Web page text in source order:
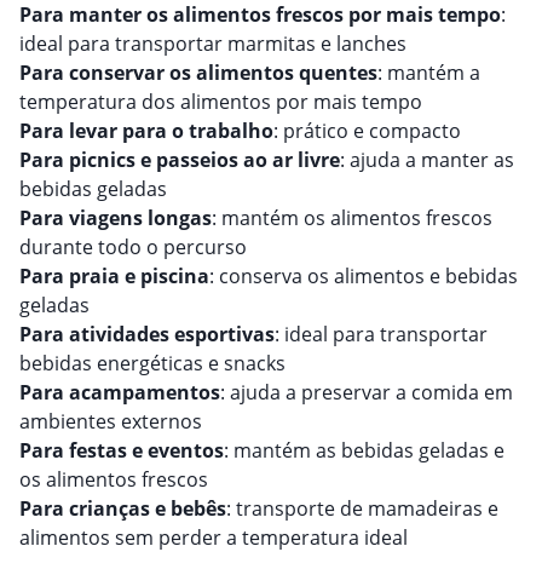
Para manter os alimentos frescos por mais tempo:
ideal para transportar marmitas e lanches
Para conservar os alimentos quentes: mantém a
temperatura dos alimentos por mais tempo
Para levar para o trabalho: prático e compacto
Para picnics e passeios ao ar livre: ajuda a manter as
bebidas geladas
Para viagens longas: mantém os alimentos frescos
durante todo o percurso
Para praia e piscina: conserva os alimentos e bebidas
geladas
Para atividades esportivas: ideal para transportar
bebidas energéticas e snacks
Para acampamentos: ajuda a preservar a comida em
ambientes externos
Para festas e eventos: mantém as bebidas geladas e
os alimentos frescos
Para crianças e bebês: transporte de mamadeiras e
alimentos sem perder a temperatura ideal